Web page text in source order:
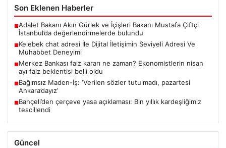
Son Eklenen Haberler
■Adalet Bakanı Akın Gürlek ve İçişleri Bakanı Mustafa Çiftçi
İstanbul’da değerlendirmelerde bulundu
■Kelebek chat adresi İle Dijital İletişimin Seviyeli Adresi Ve
Muhabbet Deneyimi
■Merkez Bankası faiz kararı ne zaman? Ekonomistlerin nisan
ayı faiz beklentisi belli oldu
■Bağımsız Maden-İş: ‘Verilen sözler tutulmadı, pazartesi
Ankara’dayız’
■Bahçeli’den çerçeve yasa açıklaması: Bin yıllık kardeşliğimiz
tescillendi
Güncel